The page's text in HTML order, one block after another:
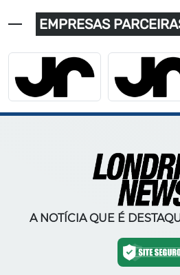
EMPRESAS
A NOTÍCIA QUE É